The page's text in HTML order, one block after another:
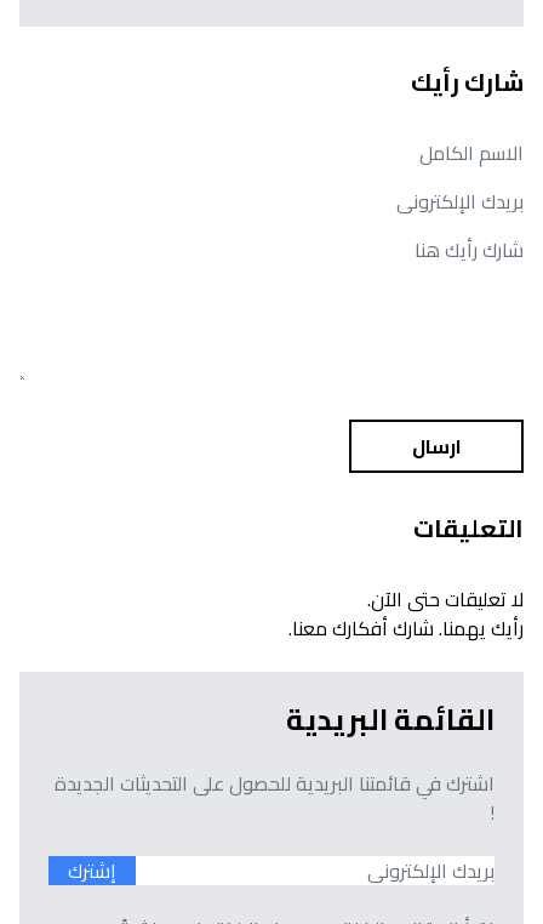
شارك رأيك
ارسال
التعليقات
لا تعليقات حتى الآن.
رأيك يهمنا. شارك أفكارك معنا.
القائمة البريدية
اشترك في قائمتنا البريدية للحصول على التحديثات الجديدة
!
إشترك